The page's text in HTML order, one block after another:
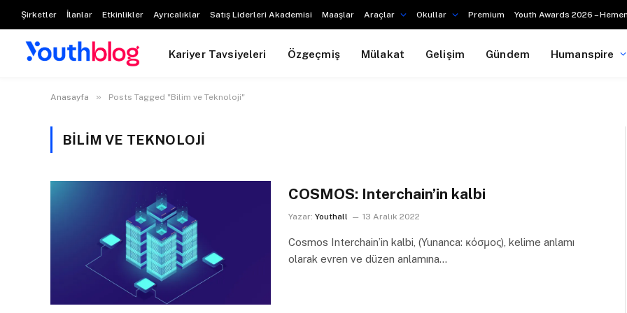
Şirketler İlanlar Etkinlikler Ayrıcalıklar Satış Liderleri Akademisi Maaşlar Araçlar Okullar Premium Youth Awards 2026 –
Kariyer Tavsiyeleri Özgeçmiş Mülakat Gelişim Gündem Humanspire
Anasayfa » Posts Tagged "Bilim ve Teknoloji"
BILIM VE TEKNOLOJI
COSMOS: Interchain’in kalbi
Yazar: Youthall 13 Aralık 2022
Cosmos Interchain’in kalbi, (Yunanca: κόσμος), kelime anlamı
olarak evren ve düzen anlamına…